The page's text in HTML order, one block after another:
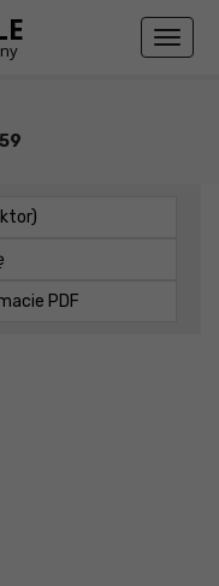
Toggle
PDF